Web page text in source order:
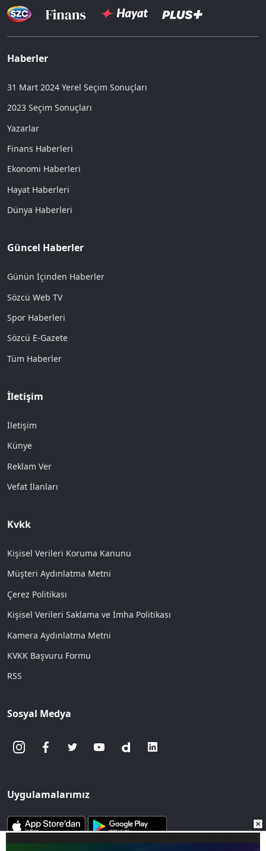
Haberler
31 Mart 2024 Yerel Seçim Sonuçları
2023 Seçim Sonuçları
Yazarlar
Finans Haberleri
Ekonomi Haberleri
Hayat Haberleri
Dünya Haberleri
Güncel Haberler
Günün İçinden Haberler
Sözcü Web TV
Spor Haberleri
Sözcü E-Gazete
Tüm Haberler
İletişim
İletişim
Künye
Reklam Ver
Vefat İlanları
Kvkk
Kişisel Verileri Koruma Kanunu
Müşteri Aydınlatma Metni
Çerez Politikası
Kişisel Verileri Saklama ve İmha Politikası
Kamera Aydınlatma Metni
KVKK Başvuru Formu
RSS
Sosyal Medya
Uygulamalarımız